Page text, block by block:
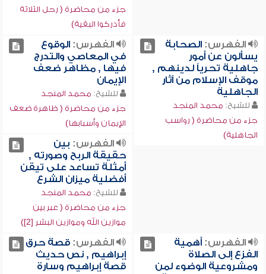
جزء من محاضرة ( رحل الثلاثة
فأدركوا البقية)
الفهرس:الصحابة
يسألون عن أمور
جاهلية تحرياً لدينهم ,
موقف الإسلام من آثار
الجاهلية
للشيخ: محمد المنجد
جزء من محاضرة ( رواسب
الجاهلية)
الفهرس:الوقوع
في المعاصي والتدرج
فيها , مظاهر ضعف
الإيمان
للشيخ: محمد المنجد
جزء من محاضرة ( ظاهرة ضعف
الإيمان وأسبابها)
الفهرس: بين
حقيقة الربح وصورته ,
أمثلة تساعد على تيقن
أفضلية ميزان الشرع
للشيخ: محمد المنجد
جزء من محاضرة ( عبر بين
موازين الله وموازين البشر [2])
الفهرس:أهمية
الفزع إلى الصلاة
ومشروعية الوضوء لمن
الفهرس:قصة حرق
إبراهيم , نص حديث
قصة إبراهيم وسارة